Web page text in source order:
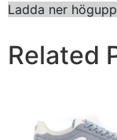
Ladda ner
Related